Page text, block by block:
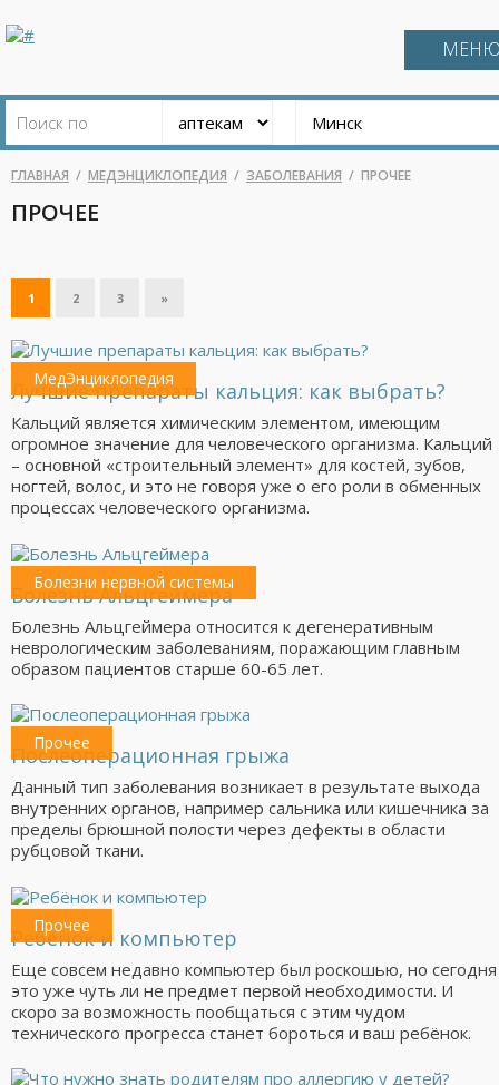
ГЛАВНАЯ МЕДЭНЦИКЛОПЕДИЯ ЗАБОЛЕВАНИЯ ПРОЧЕЕ
ПРОЧЕЕ
1 2 3 »
МедЭнциклопедия
Лучшие препараты кальция: как выбрать?
Кальций является химическим элементом, имеющим
огромное значение для человеческого организма. Кальций
– основной «строительный элемент» для костей, зубов,
ногтей, волос, и это не говоря уже о его роли в обменных
процессах человеческого организма.
Болезни нервной системы
Болезнь Альцгеймера
Болезнь Альцгеймера относится к дегенеративным
неврологическим заболеваниям, поражающим главным
образом пациентов старше 60-65 лет.
Прочее
Послеоперационная грыжа
Данный тип заболевания возникает в результате выхода
внутренних органов, например сальника или кишечника за
пределы брюшной полости через дефекты в области
рубцовой ткани.
Прочее
Ребёнок и компьютер
Еще совсем недавно компьютер был роскошью, но сегодня
это уже чуть ли не предмет первой необходимости. И
скоро за возможность пообщаться с этим чудом
технического прогресса станет бороться и ваш ребёнок.